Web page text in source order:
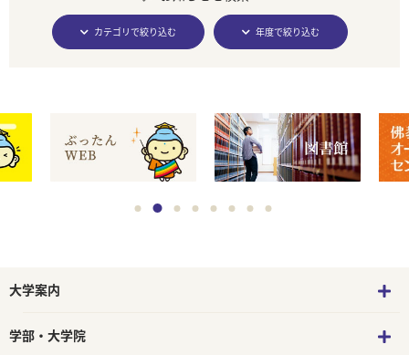
カテゴリで絞り込む 年度で絞り込む
大学案内
学部・大学院